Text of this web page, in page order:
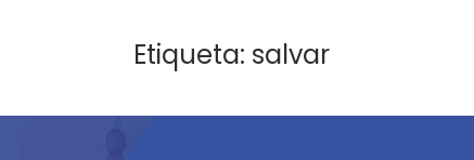
Etiqueta: salvar